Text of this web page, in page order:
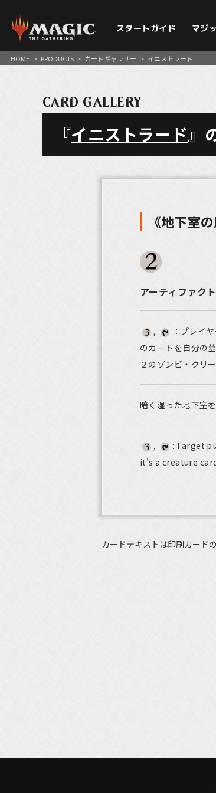
スタートガイド マジ
HOME > PRODUCTS > カードギャラリー > イニストラード
CARD GALLERY
『イニストラード』
《地下室の
アーティファクト
,
：プレイ
のカードを自分の
２のゾンビ・クリ
暗く湿った地下室
,
: Target
it's a creature
カードテキストは印刷カード